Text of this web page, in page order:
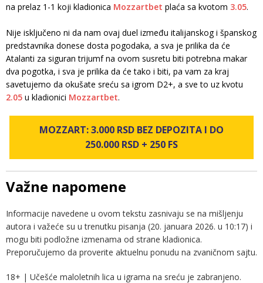
na prelaz 1-1 koji kladionica Mozzartbet plaća sa kvotom 3.05.
Nije isključeno ni da nam ovaj duel između italijanskog i španskog
predstavnika donese dosta pogodaka, a sva je prilika da će
Atalanti za siguran trijumf na ovom susretu biti potrebna makar
dva pogotka, i sva je prilika da će tako i biti, pa vam za kraj
savetujemo da okušate sreću sa igrom D2+, a sve to uz kvotu
2.05 u kladionici Mozzartbet.
MOZZART: 3.000 RSD BEZ DEPOZITA I DO
250.000 RSD + 250 FS
Važne napomene
Informacije navedene u ovom tekstu zasnivaju se na mišljenju
autora i važeće su u trenutku pisanja (20. januara 2026. u 10:17) i
mogu biti podložne izmenama od strane kladionica.
Preporučujemo da proverite aktuelnu ponudu na zvaničnom sajtu.
18+ | Učešće maloletnih lica u igrama na sreću je zabranjeno.